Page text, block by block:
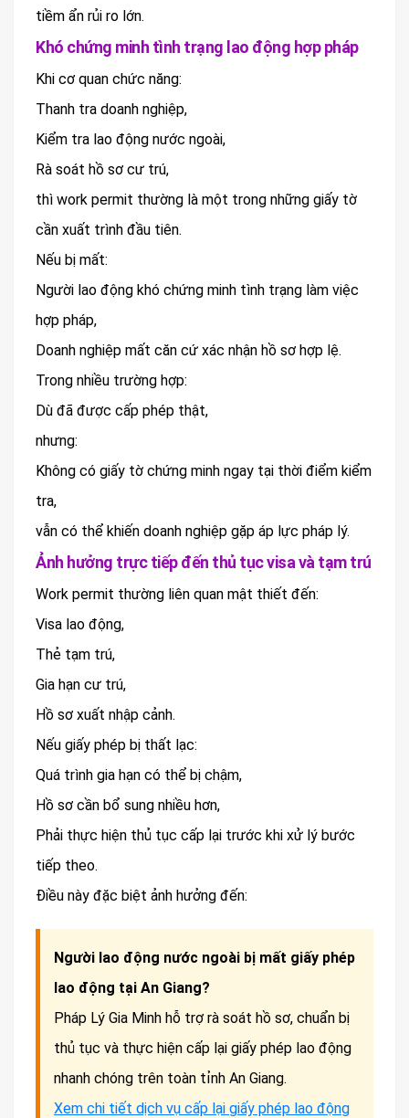
tiềm ẩn rủi ro lớn.
Khó chứng minh tình trạng lao động hợp pháp
Khi cơ quan chức năng:
Thanh tra doanh nghiệp,
Kiểm tra lao động nước ngoài,
Rà soát hồ sơ cư trú,
thì work permit thường là một trong những giấy tờ
cần xuất trình đầu tiên.
Nếu bị mất:
Người lao động khó chứng minh tình trạng làm việc
hợp pháp,
Doanh nghiệp mất căn cứ xác nhận hồ sơ hợp lệ.
Trong nhiều trường hợp:
Dù đã được cấp phép thật,
nhưng:
Không có giấy tờ chứng minh ngay tại thời điểm kiểm
tra,
vẫn có thể khiến doanh nghiệp gặp áp lực pháp lý.
Ảnh hưởng trực tiếp đến thủ tục visa và tạm trú
Work permit thường liên quan mật thiết đến:
Visa lao động,
Thẻ tạm trú,
Gia hạn cư trú,
Hồ sơ xuất nhập cảnh.
Nếu giấy phép bị thất lạc:
Quá trình gia hạn có thể bị chậm,
Hồ sơ cần bổ sung nhiều hơn,
Phải thực hiện thủ tục cấp lại trước khi xử lý bước
tiếp theo.
Điều này đặc biệt ảnh hưởng đến:
Người lao động nước ngoài bị mất giấy phép
lao động tại An Giang?
Pháp Lý Gia Minh hỗ trợ rà soát hồ sơ, chuẩn bị
thủ tục và thực hiện cấp lại giấy phép lao động
nhanh chóng trên toàn tỉnh An Giang.
Xem chi tiết dịch vụ cấp lại giấy phép lao động